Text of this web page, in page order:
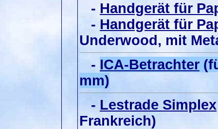
- Handgerät für
- Handgerät für
Underwood, mit
- ICA-Betrachter
mm)
- Lestrade Simplex
Frankreich)